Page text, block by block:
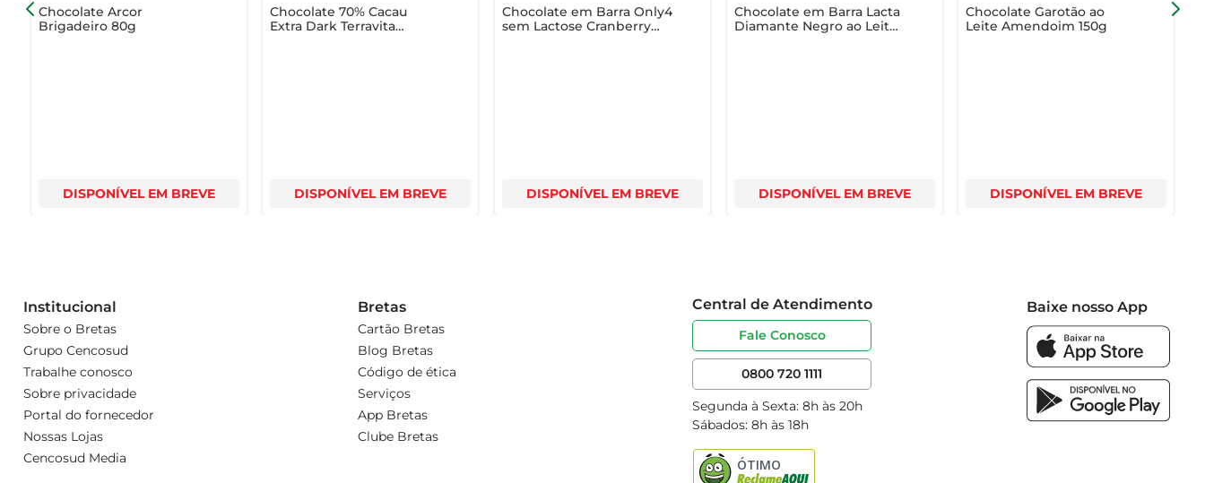
Chocolate Arcor
Brigadeiro 80g
DISPONÍVEL EM BREVE
Chocolate 70% Cacau
Extra Dark Terravita
DISPONÍVEL EM BREVE
Chocolate em Barra Only4
sem Lactose Cranberry
DISPONÍVEL EM BREVE
Chocolate em Barra Lacta
Diamante Negro ao Leite
DISPONÍVEL EM BREVE
Chocolate Garotão ao
Leite Amendoim 150g
DISPONÍVEL EM BREVE
Institucional
Sobre o Bretas
Grupo Cencosud
Trabalhe conosco
Sobre privacidade
Portal do fornecedor
Nossas Lojas
Cencosud Media
Bretas
Cartão Bretas
Blog Bretas
Código de ética
Serviços
App Bretas
Clube Bretas
Central de Atendimento
Fale Conosco
0800 720 1111
Segunda à Sexta: 8h às 20h
Sábados: 8h às 18h
Baixe nosso App